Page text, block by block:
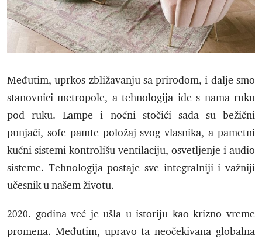
Međutim, uprkos zbližavanju sa prirodom, i dalje smo
stanovnici metropole, a tehnologija ide s nama ruku
pod ruku. Lampe i noćni stočići sada su bežični
punjači, sofe pamte položaj svog vlasnika, a pametni
kućni sistemi kontrolišu ventilaciju, osvetljenje i audio
sisteme. Tehnologija postaje sve integralniji i važniji
učesnik u našem životu.
2020. godina već je ušla u istoriju kao krizno vreme
promena. Međutim, upravo ta neočekivana globalna